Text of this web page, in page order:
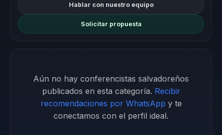
Hablar con nuestro equipo
Solicitar propuesta
Aún no hay conferencistas salvadoreños
publicados en esta categoría. Recibir
recomendaciones por WhatsApp y te
conectamos con el perfil ideal.